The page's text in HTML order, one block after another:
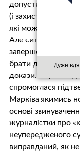
Дуже
допустимою, адже
(і захист) мають
які можуть
Але ситуація
завершене і
брати до уваги не
докази. За рік
спромоглася
Марківа якимись
основі
журналістки про
неупередженого
виправданий, як